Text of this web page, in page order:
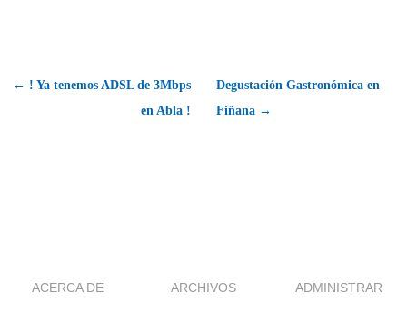
← ! Ya tenemos ADSL de 3Mbps
en Abla !
Degustación Gastronómica en
Fiñana →
ACERCA DE ARCHIVOS ADMINISTRAR